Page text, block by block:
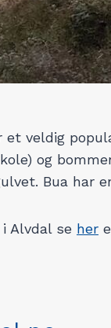
et veldig
og
Bua har
Alvdal se her